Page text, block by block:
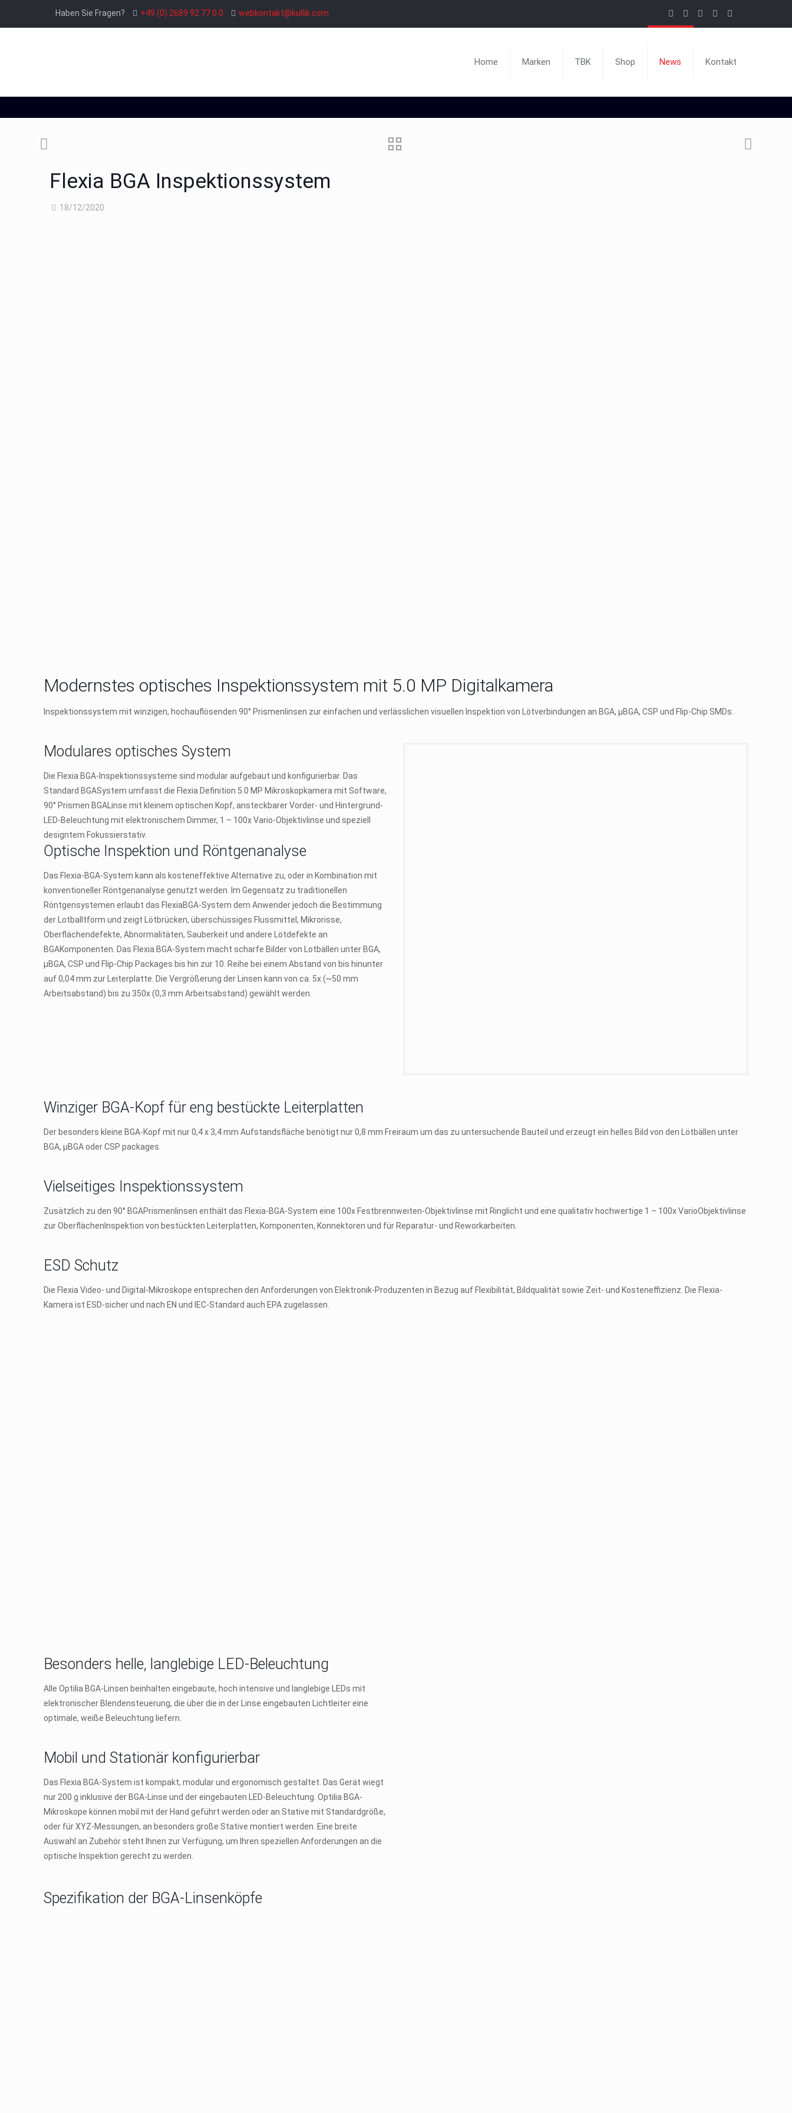
Haben Sie Fragen? +49 (0) 2689 92 77 0 0 webkontakt@kullik.com
Home Marken TBK Shop News Kontakt
Flexia BGA Inspektionssystem
18/12/2020
Modernstes optisches Inspektionssystem mit 5.0 MP Digitalkamera
Inspektionssystem mit winzigen, hochauflösenden 90° Prismenlinsen zur einfachen und verlässlichen visuellen Inspektion von Lötverbindungen an BGA, µBGA, CSP und Flip-Chip SMDs.
Modulares optisches System
Die Flexia BGA-Inspektionssysteme sind modular aufgebaut und konfigurierbar. Das
Standard BGASystem umfasst die Flexia Definition 5.0 MP Mikroskopkamera mit Software,
90° Prismen BGALinse mit kleinem optischen Kopf, ansteckbarer Vorder- und Hintergrund-
LED-Beleuchtung mit elektronischem Dimmer, 1 – 100x Vario-Objektivlinse und speziell
designtem Fokussierstativ.
Optische Inspektion und Röntgenanalyse
Das Flexia-BGA-System kann als kosteneffektive Alternative zu, oder in Kombination mit
konventioneller Röntgenanalyse genutzt werden. Im Gegensatz zu traditionellen
Röntgensystemen erlaubt das FlexiaBGA-System dem Anwender jedoch die Bestimmung
der Lotballtform und zeigt Lötbrücken, überschüssiges Flussmittel, Mikrorisse,
Oberflächendefekte, Abnormalitäten, Sauberkeit und andere Lötdefekte an
BGAKomponenten. Das Flexia BGA-System macht scharfe Bilder von Lotbällen unter BGA,
µBGA, CSP und Flip-Chip Packages bis hin zur 10. Reihe bei einem Abstand von bis hinunter
auf 0,04 mm zur Leiterplatte. Die Vergrößerung der Linsen kann von ca. 5x (~50 mm
Arbeitsabstand) bis zu 350x (0,3 mm Arbeitsabstand) gewählt werden.
Winziger BGA-Kopf für eng bestückte Leiterplatten
Der besonders kleine BGA-Kopf mit nur 0,4 x 3,4 mm Aufstandsfläche benötigt nur 0,8 mm Freiraum um das zu untersuchende Bauteil und erzeugt ein helles Bild von den Lötbällen unter
BGA, µBGA oder CSP packages.
Vielseitiges Inspektionssystem
Zusätzlich zu den 90° BGAPrismenlinsen enthält das Flexia-BGA-System eine 100x Festbrennweiten-Objektivlinse mit Ringlicht und eine qualitativ hochwertige 1 – 100x VarioObjektivlinse
zur OberflächenInspektion von bestückten Leiterplatten, Komponenten, Konnektoren und für Reparatur- und Reworkarbeiten.
ESD Schutz
Die Flexia Video- und Digital-Mikroskope entsprechen den Anforderungen von Elektronik-Produzenten in Bezug auf Flexibilität, Bildqualität sowie Zeit- und Kosteneffizienz. Die Flexia-
Kamera ist ESD-sicher und nach EN und IEC-Standard auch EPA zugelassen.
Besonders helle, langlebige LED-Beleuchtung
Alle Optilia BGA-Linsen beinhalten eingebaute, hoch intensive und langlebige LEDs mit
elektronischer Blendensteuerung, die über die in der Linse eingebauten Lichtleiter eine
optimale, weiße Beleuchtung liefern.
Mobil und Stationär konfigurierbar
Das Flexia BGA-System ist kompakt, modular und ergonomisch gestaltet. Das Gerät wiegt
nur 200 g inklusive der BGA-Linse und der eingebauten LED-Beleuchtung. Optilia BGA-
Mikroskope können mobil mit der Hand geführt werden oder an Stative mit Standardgröße,
oder für XYZ-Messungen, an besonders große Stative montiert werden. Eine breite
Auswahl an Zubehör steht Ihnen zur Verfügung, um Ihren speziellen Anforderungen an die
optische Inspektion gerecht zu werden.
Spezifikation der BGA-Linsenköpfe